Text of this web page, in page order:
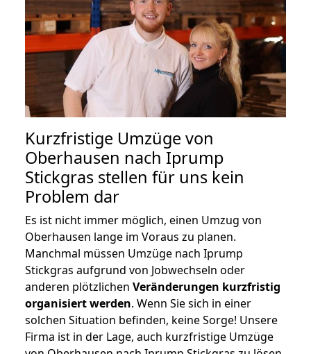
Kurzfristige Umzüge von
Oberhausen nach Iprump
Stickgras stellen für uns kein
Problem dar
Es ist nicht immer möglich, einen Umzug von
Oberhausen lange im Voraus zu planen.
Manchmal müssen Umzüge nach Iprump
Stickgras aufgrund von Jobwechseln oder
anderen plötzlichen Veränderungen kurzfristig
organisiert werden. Wenn Sie sich in einer
solchen Situation befinden, keine Sorge! Unsere
Firma ist in der Lage, auch kurzfristige Umzüge